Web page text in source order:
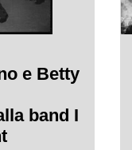
e Betty
band I